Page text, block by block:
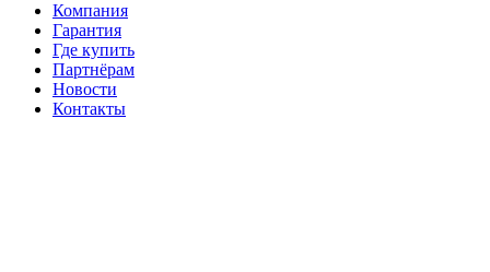
Компания
Гарантия
Где купить
Партнёрам
Новости
Контакты